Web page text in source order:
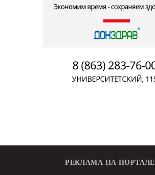
РЕКЛАМА НА ПОРТАЛЕ